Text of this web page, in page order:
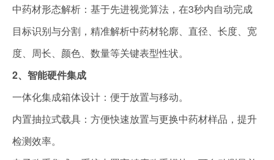
中药材形态解析：基于先进视觉算法，在3秒内自动完成
目标识别与分割，精准解析中药材轮廓、直径、长度、宽
度、周长、颜色、数量等关键表型性状。
2、智能硬件集成
一体化集成箱体设计：便于放置与移动。
内置抽拉式载具：方便快速放置与更换中药材样品，提升
检测效率。